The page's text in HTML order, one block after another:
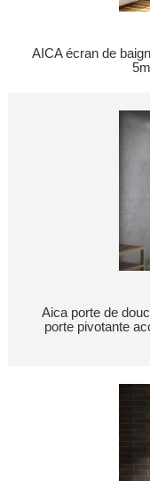
AICA écran de
Aica porte de
porte pivotante